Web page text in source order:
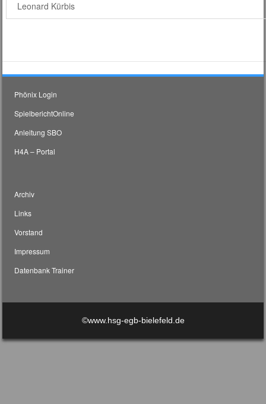
Leonard Kürbis
Phönix Login
SpielberichtOnline
Anleitung SBO
H4A – Portal
Archiv
Links
Vorstand
Impressum
Datenbank Trainer
©www.hsg-egb-bielefeld.de